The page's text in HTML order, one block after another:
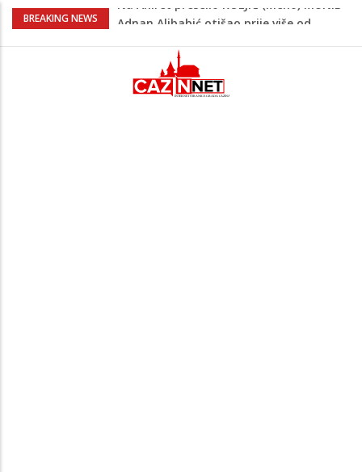
BREAKING NEWS
Adnan Alibabić otišao prije više od
"Preteško je, ali ne odustajemo"
Na mjestu gdje su nedavno poginula
dvojica mladića danas poginuo